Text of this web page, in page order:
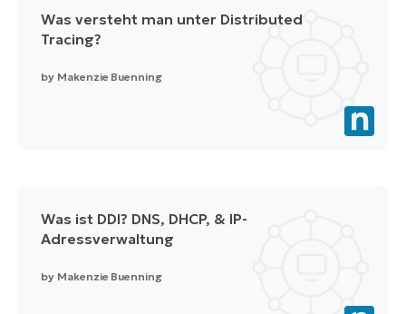
Was versteht man unter Distributed
Tracing?
by Makenzie Buenning
Was ist DDI? DNS, DHCP, & IP-
Adressverwaltung
by Makenzie Buenning